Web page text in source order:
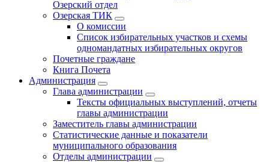
Озерский отдел
Озерская ТИК
О комиссии
Список избирательных участков и схемы
одномандатных избирательных округов
Почетные граждане
Книга Почета
Администрация
Глава администрации
Тексты официальных выступлений, отчеты
главы администрации
Заместитель главы администрации
Статистические данные и показатели
муниципального образования
Отделы администрации